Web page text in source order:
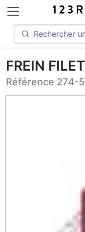
FREIN FILET
Référence 274-